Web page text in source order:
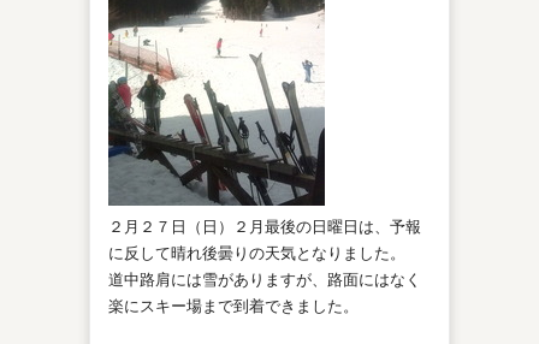
２月２７日（日）２月最後の日曜日は、予報
に反して晴れ後曇りの天気となりました。
道中路肩には雪がありますが、路面にはなく
楽にスキー場まで到着できました。